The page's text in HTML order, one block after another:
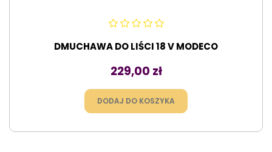
DMUCHAWA DO LIŚCI 18 V MODECO
Cena
229,00 zł
DODAJ DO KOSZYKA